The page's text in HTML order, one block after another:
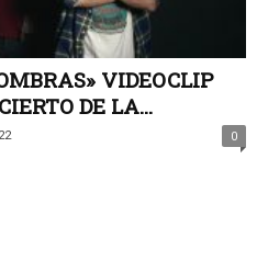
VIDEOCLIP
DE LA...
0